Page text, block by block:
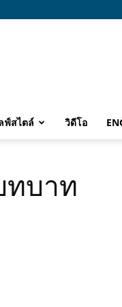
ฟ์สไตล์ วิดีโอ
ทบาท